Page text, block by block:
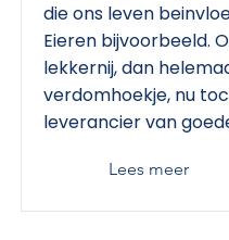
die ons leven
Eieren bijvoorbeeld.
lekkernij, dan
verdomhoekje, nu
leverancier van
Lees meer